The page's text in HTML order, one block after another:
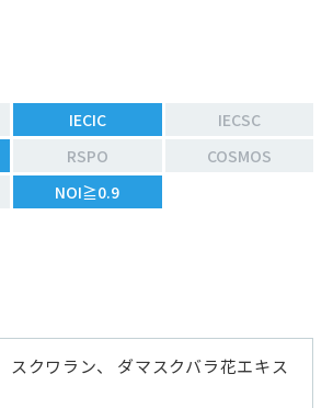
IECIC
IECSC
RSPO
COSMOS
NOI≧0.9
スクワラン、 ダマスクバラ花エキス